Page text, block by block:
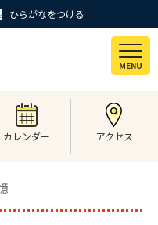
ひらがなをつける
MENU
カレンダー アクセス